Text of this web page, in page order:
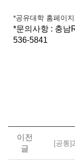
*공유대학 홈페이
*문의사항 : 충남
536-5841
이전
글
[공통